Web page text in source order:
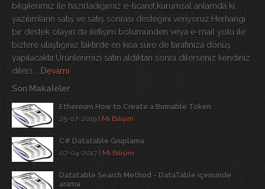
bilgilerimiz ile hazırladığımız e-ticaret,kurumsal anlamda ki
yazılımların satış ve satış sonrası desteğini veriyoruz.Herhangi
bir destek olayın da iletişim bölümünden veya e-mail yolu ile
bizlere ulaştığınız taktirde en kısa süre de tarafınıza dönüş
yapılacaktır.Ürünlerimizi satın aldıktan sonra dilerseniz kendiniz
dilers
...Devamı
Son Makaleler
Ethereum How to Create a Burnable Token
25-07-2019 | Mi Bilişim
C# Datatable Gruplama
07-04-2017 | Mi Bilişim
Datatable Search Method - DataTable içerisinde
arama